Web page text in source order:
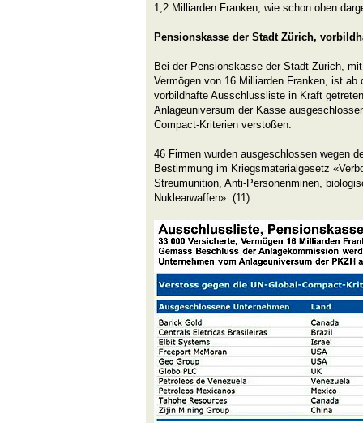
1,2 Milliarden Franken, wie schon oben
Pensionskasse der Stadt Zürich,
Bei der Pensionskasse der Stadt Zürich,
Vermögen von 16 Milliarden Franken, ist ab
vorbildhafte Ausschlussliste in Kraft
Anlageuniversum der Kasse
Compact-Kriterien verstoßen.
46 Firmen wurden ausgeschlossen wegen
Bestimmung im Kriegsmaterialgesetz
Streumunition, Anti-Personenminen,
Nuklearwaffen». (11)